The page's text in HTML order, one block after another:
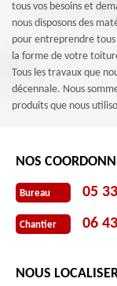
tous vos besoins et
nous disposons des
pour entreprendre
la forme de votre
Tous les travaux que
décennale. Nous
produits que nous
NOS
Bureau 05
Chantier 06
NOUS